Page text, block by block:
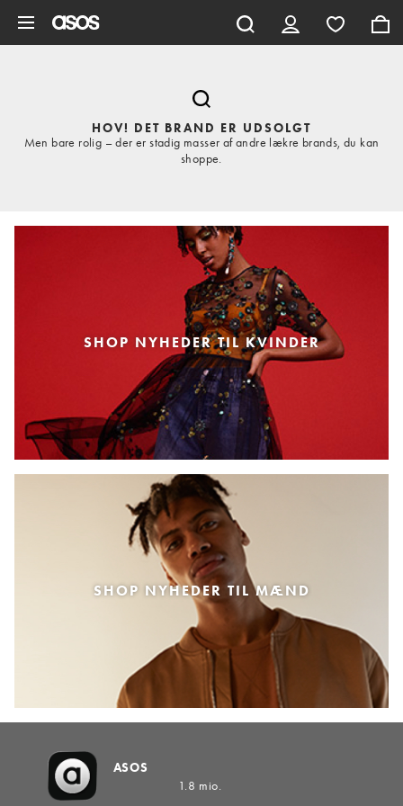
HOV! DET BRAND ER UDSOLGT
Men bare rolig – der er stadig masser af andre lækre brands, du kan
shoppe.
SHOP NYHEDER TIL KVINDER
SHOP NYHEDER TIL MÆND
ASOS
1.8 mio.